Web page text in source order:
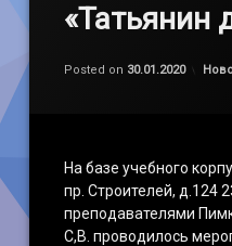
«Татьянин
Posted on 30.01.2020
by
На базе учебного
пр. Строителей, д.124
преподавателями
С,В. проводилось